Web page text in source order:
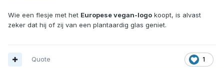
Wie een flesje met het Europese vegan-logo koopt, is alvast
zeker dat hij of zij van een plantaardig glas geniet.
1
Quote